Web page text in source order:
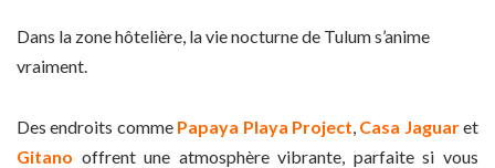
Dans la zone hôtelière, la vie nocturne de Tulum s’anime
vraiment.
Des endroits comme Papaya Playa Project, Casa Jaguaret
Gitano offrent une atmosphère vibrante, parfaite si vous